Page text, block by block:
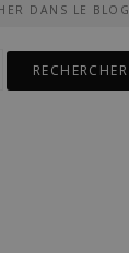
DANS LE BLOG